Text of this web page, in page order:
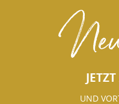
UND